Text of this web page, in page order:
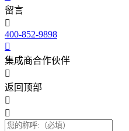
留言
400-852-9898
集成商合作伙伴
返回顶部